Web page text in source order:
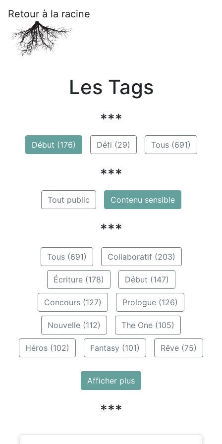
Retour à la racine
Les Tags
***
Début (176) Défi (29) Tous (691)
***
Tout public Contenu sensible
***
Tous (691) Collaboratif (203)
Écriture (178) Début (147)
Concours (127) Prologue (126)
Nouvelle (112) The One (105)
Héros (102) Fantasy (101) Rêve (75)
Afficher plus
***